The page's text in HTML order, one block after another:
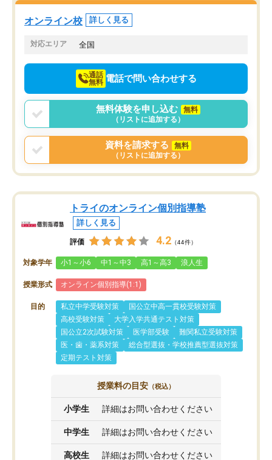
ったです。友達と好きな時間に自習
し、お互いを高めあえる環境がありま
けてらっしゃいますので
オンライン校 詳しく見る
対応エリア 全国
通話
無料 電話で問い合わせする
無料体験を申し込む
無料
（リストに追加する）
資料を請求する
無料
（リストに追加する）
トライのオンライン個別指導塾
詳しく見る
評価 4.2 （44件）
対象学年 小1～小6 中1～中3 高1～高3 浪人生
授業形式 オンライン個別指導(1:1)
目的 私立中学受験対策
国公立中高一貫校受験対策
高校受験対策
大学入学共通テスト対策
国公立2次試験対策
医学部受験
難関私立受験対策
医・歯・薬系対策
総合型選抜・学校推薦型選抜対策
定期テスト対策
授業料の目安 （税込）
小学生 詳細はお問い合わせください
中学生 詳細はお問い合わせください
高校生 詳細はお問い合わせください